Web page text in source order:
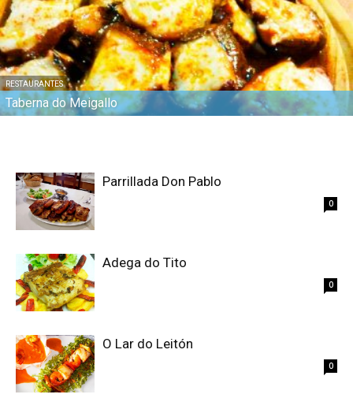
RESTAURANTES
Taberna do Meigallo
Parrillada Don Pablo
0
Adega do Tito
0
O Lar do Leitón
0